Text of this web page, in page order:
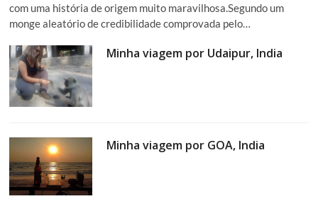
com uma história de origem muito maravilhosa.Segundo um
monge aleatório de credibilidade comprovada pelo…
Minha viagem por Udaipur, India
Minha viagem por GOA, India